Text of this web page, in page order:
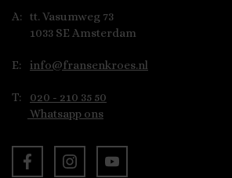
A:
tt. Vasumweg 73
1033 SE Amsterdam
E: info@fransenkroes.nl
T:
020 - 210 35 50
Whatsapp ons